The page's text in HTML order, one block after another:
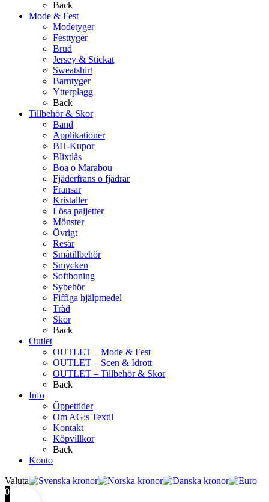
Back
Mode & Fest
Modetyger
Festtyger
Brud
Jersey & Stickat
Sweatshirt
Barntyger
Ytterplagg
Back
Tillbehör & Skor
Band
Applikationer
BH-Kupor
Blixtlås
Boa o Marabou
Fjäderfrans o fjädrar
Fransar
Kristaller
Lösa paljetter
Mönster
Övrigt
Resår
Småtillbehör
Smycken
Softboning
Sybehör
Fiffiga hjälpmedel
Tråd
Skor
Back
Outlet
OUTLET – Mode & Fest
OUTLET – Scen & Idrott
OUTLET – Tillbehör & Skor
Back
Info
Öppettider
Om AG:s Textil
Kontakt
Köpvillkor
Back
Konto
Valuta
0